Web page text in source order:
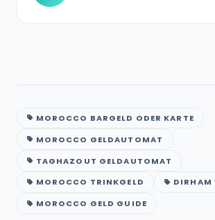
MOROCCO BARGELD ODER KARTE
MOROCCO GELDAUTOMAT
TAGHAZOUT GELDAUTOMAT
MOROCCO TRINKGELD
DIRHAM
MOROCCO GELD GUIDE